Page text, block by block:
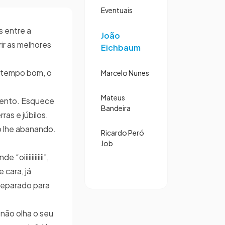
entre a
as melhores
bom, o
Esquece
e júbilos.
lhe abanando.
“oiiiiiiiiiiiii”,
cara, já
para
olha o seu
Eventuais
João
Eichbaum
Marcelo Nunes
Mateus
Bandeira
Ricardo Peró
Job